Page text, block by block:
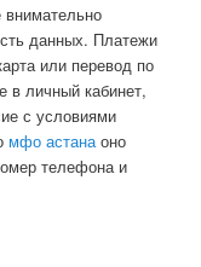
данных. Платежи
или перевод по
в личный кабинет,
с условиями
мфо астанаоно
телефона и